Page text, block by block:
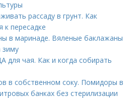
рассаду в грунт. Как
к пересадке
в маринаде. Вяленые баклажаны
зиму
для чая. Как и когда собирать
в собственном соку. Помидоры в
банках без стерилизации